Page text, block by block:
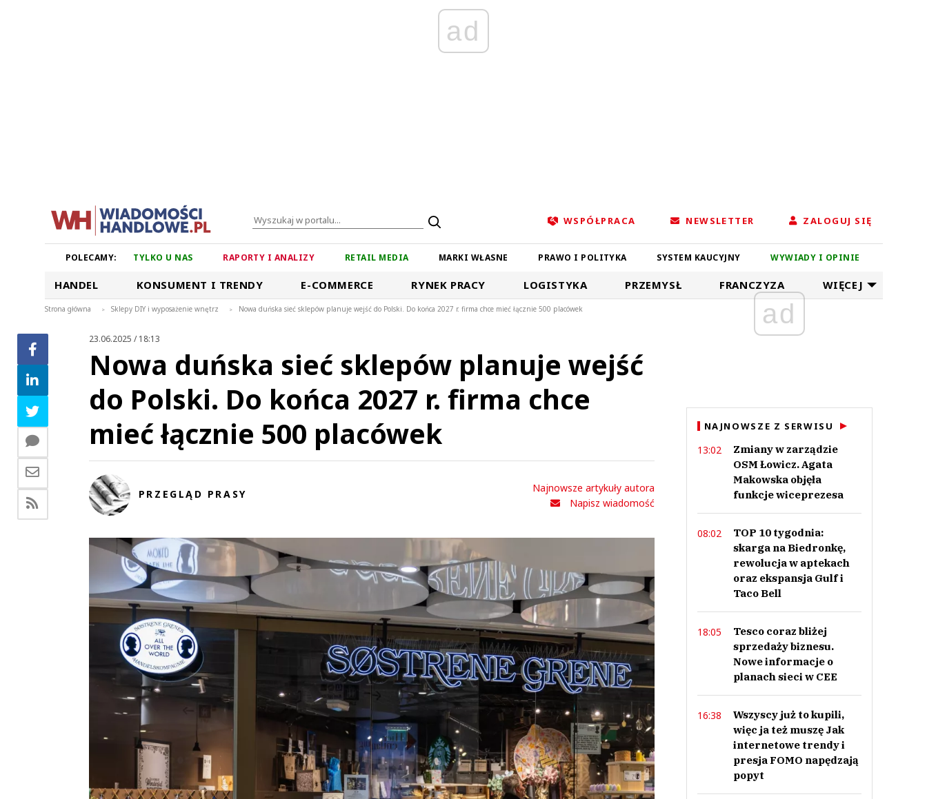
ad
WSPÓŁPRACA NEWSLETTER ZALOGUJ SIĘ
POLECAMY: TYLKO U NAS RAPORTY I ANALIZY RETAIL MEDIA MARKI WŁASNE PRAWO I POLITYKA SYSTEM KAUCYJNY WYWIADY I OPINIE
HANDEL KONSUMENT I TRENDY E-COMMERCE RYNEK PRACY LOGISTYKA PRZEMYSŁ FRANCZYZA WIĘCEJ
Strona główna > Sklepy DIY i wyposażenie wnętrz > Nowa duńska sieć sklepów planuje wejść do Polski. Do końca 2027 r. firma chce mieć łącznie 500 placówek
23.06.2025 / 18:13
Nowa duńska sieć sklepów planuje wejść
do Polski. Do końca 2027 r. firma chce
mieć łącznie 500 placówek
PRZEGLĄD PRASY
Najnowsze artykuły autora
Napisz wiadomość
ad
NAJNOWSZE Z SERWISU
13:02
Zmiany w zarządzie
OSM Łowicz. Agata
Makowska objęła
funkcje wiceprezesa
08:02
TOP 10 tygodnia:
skarga na Biedronkę,
rewolucja w aptekach
oraz ekspansja Gulf i
Taco Bell
18:05
Tesco coraz bliżej
sprzedaży biznesu.
Nowe informacje o
planach sieci w CEE
16:38
Wszyscy już to kupili,
więc ja też muszę Jak
internetowe trendy i
presja FOMO napędzają
popyt